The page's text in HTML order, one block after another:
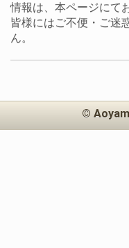
情報は、本ページにて
皆様にはご不便・ご迷
ん。
©